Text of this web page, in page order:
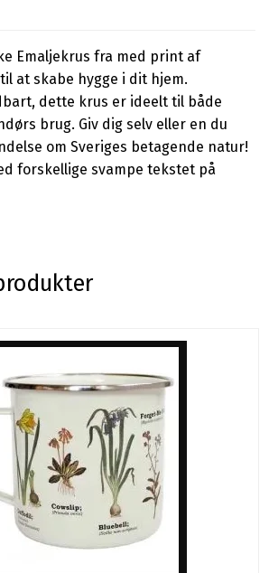
Emaljekrus fra med print af
at skabe hygge i dit hjem.
dette krus er ideelt til både
brug. Giv dig selv eller en du
om Sveriges betagende natur!
forskellige svampe tekstet på